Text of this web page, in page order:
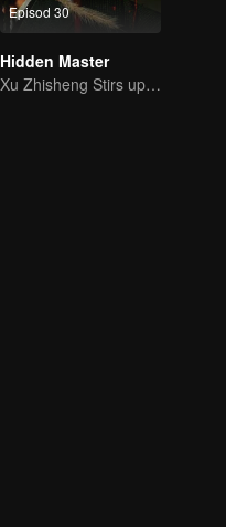
Episod 30
Hidden Master
Xu Zhisheng Stirs up a Hilarious Storm in the Martial World